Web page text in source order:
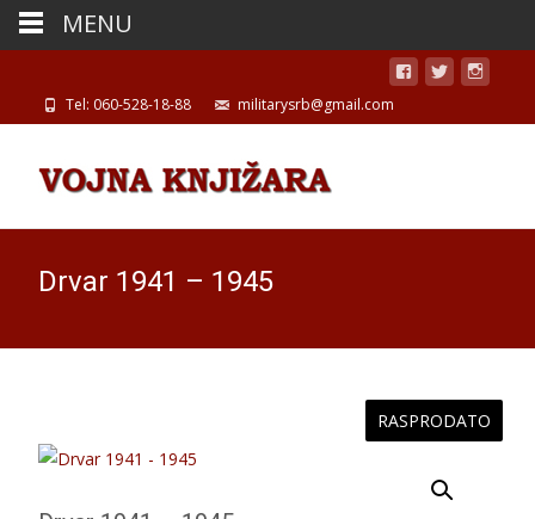
Tel: 060-528-18-88 militarysrb@gmail.com
Drvar 1941 – 1945
RASPRODATO
MENU